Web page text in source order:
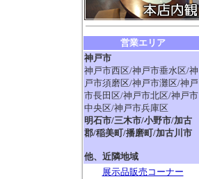
営業エリア
神戸市
神戸市西区/神戸市垂水区/神
戸市須磨区/神戸市灘区/神戸
市長田区/神戸市北区/神戸市
中央区/神戸市兵庫区
明石市/三木市/小野市/加古
郡/稲美町/播磨町/加古川市
他、近隣地域
展示品販売コーナー